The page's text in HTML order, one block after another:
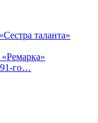
таланта»
го…